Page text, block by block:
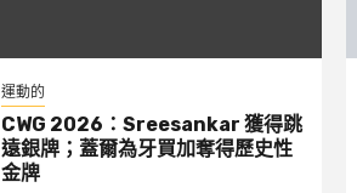
運動的
CWG 2026：Sreesankar 獲得跳
遠銀牌；蓋爾為牙買加奪得歷史性
金牌